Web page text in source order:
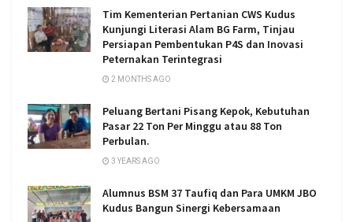
Tim Kementerian Pertanian CWS Kudus
Kunjungi Literasi Alam BG Farm, Tinjau
Persiapan Pembentukan P4S dan Inovasi
Peternakan Terintegrasi
2 MONTHS AGO
Peluang Bertani Pisang Kepok, Kebutuhan
Pasar 22 Ton Per Minggu atau 88 Ton
Perbulan.
3 YEARS AGO
Alumnus BSM 37 Taufiq dan Para UMKM JBO
Kudus Bangun Sinergi Kebersamaan